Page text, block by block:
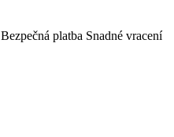
Bezpečná platba Snadné vracení